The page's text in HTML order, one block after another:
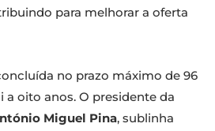
para melhorar a oferta
no prazo máximo de 96
a oito anos. O presidente da
Miguel Pina, sublinha